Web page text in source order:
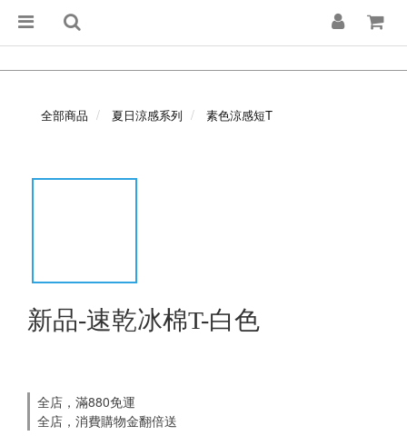
全部商品 夏日涼感系列 素色涼感短T
新品-速乾冰棉T-白色
全店，滿880免運
全店，消費購物金翻倍送